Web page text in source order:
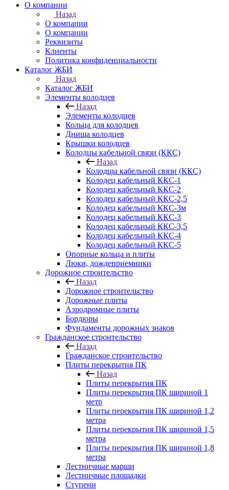
О компании
Назад
О компании
О компании
Реквизиты
Клиенты
Политика конфиденциальности
Каталог ЖБИ
Назад
Каталог ЖБИ
Элементы колодцев
Назад
Элементы колодцев
Кольца для колодцев
Днища колодцев
Крышки колодцев
Колодцы кабельной связи (ККС)
Назад
Колодцы кабельной связи (ККС)
Колодец кабельный ККС-1
Колодец кабельный ККС-2
Колодец кабельный ККС-2,5
Колодец кабельный ККС-3м
Колодец кабельный ККС-3
Колодец кабельный ККС-3,5
Колодец кабельный ККС-4
Колодец кабельный ККС-5
Опорные кольца и плиты
Люки, дождеприемники
Дорожное строительство
Назад
Дорожное строительство
Дорожные плиты
Аэродромные плиты
Бордюры
Фундаменты дорожных знаков
Гражданское строительство
Назад
Гражданское строительство
Плиты перекрытия ПК
Назад
Плиты перекрытия ПК
Плиты перекрытия ПК шириной 1
метр
Плиты перекрытия ПК шириной 1,2
метра
Плиты перекрытия ПК шириной 1,5
метра
Плиты перекрытия ПК шириной 1,8
метра
Лестничные марши
Лестничные площадки
Ступени